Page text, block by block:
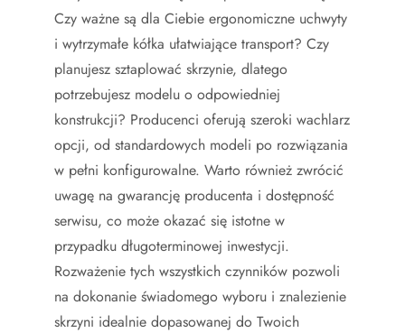
Czy ważne są dla Ciebie ergonomiczne uchwyty
i wytrzymałe kółka ułatwiające transport? Czy
planujesz sztaplować skrzynie, dlatego
potrzebujesz modelu o odpowiedniej
konstrukcji? Producenci oferują szeroki wachlarz
opcji, od standardowych modeli po rozwiązania
w pełni konfigurowalne. Warto również zwrócić
uwagę na gwarancję producenta i dostępność
serwisu, co może okazać się istotne w
przypadku długoterminowej inwestycji.
Rozważenie tych wszystkich czynników pozwoli
na dokonanie świadomego wyboru i znalezienie
skrzyni idealnie dopasowanej do Twoich